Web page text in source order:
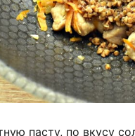
пасту, по вкусу